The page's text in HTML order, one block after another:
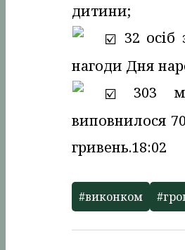
дитини;
32 осіб
нагоди Дня
303
виповнилося
гривень.18:02
#виконком